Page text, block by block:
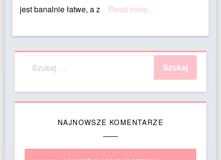
jest banalnie łatwe, a z
Read more…
NAJNOWSZE KOMENTARZE